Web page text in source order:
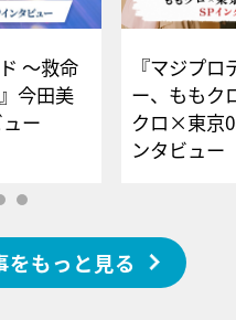
～救命
今田美
ュー
『マジプロ
ー、ももク
クロ×東京
ンタビュー
をもっと見る